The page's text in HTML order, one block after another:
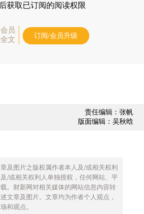
后获取已订阅的阅读权限
员
文
订阅/会员升级
责任编辑：张帆
版面编辑：吴秋晗
及图片之版权属作者本人及/或相关权利
/或相关权利人单独授权，任何网站、平
。财新网对相关媒体的网站信息内容转
文章及图片。文章均为作者个人观点，
和观点。